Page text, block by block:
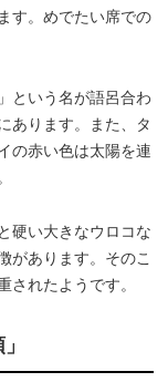
す。めでたい席での
という名が語呂合わ
あります。また、タ
の赤い色は太陽を連
硬い大きなウロコな
があります。そのこ
されたようです。